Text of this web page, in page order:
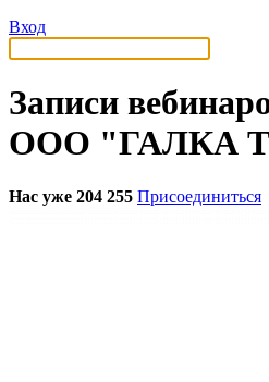
Вход
Записи
ООО "ГАЛКА
Нас уже 204 255 Присоединиться